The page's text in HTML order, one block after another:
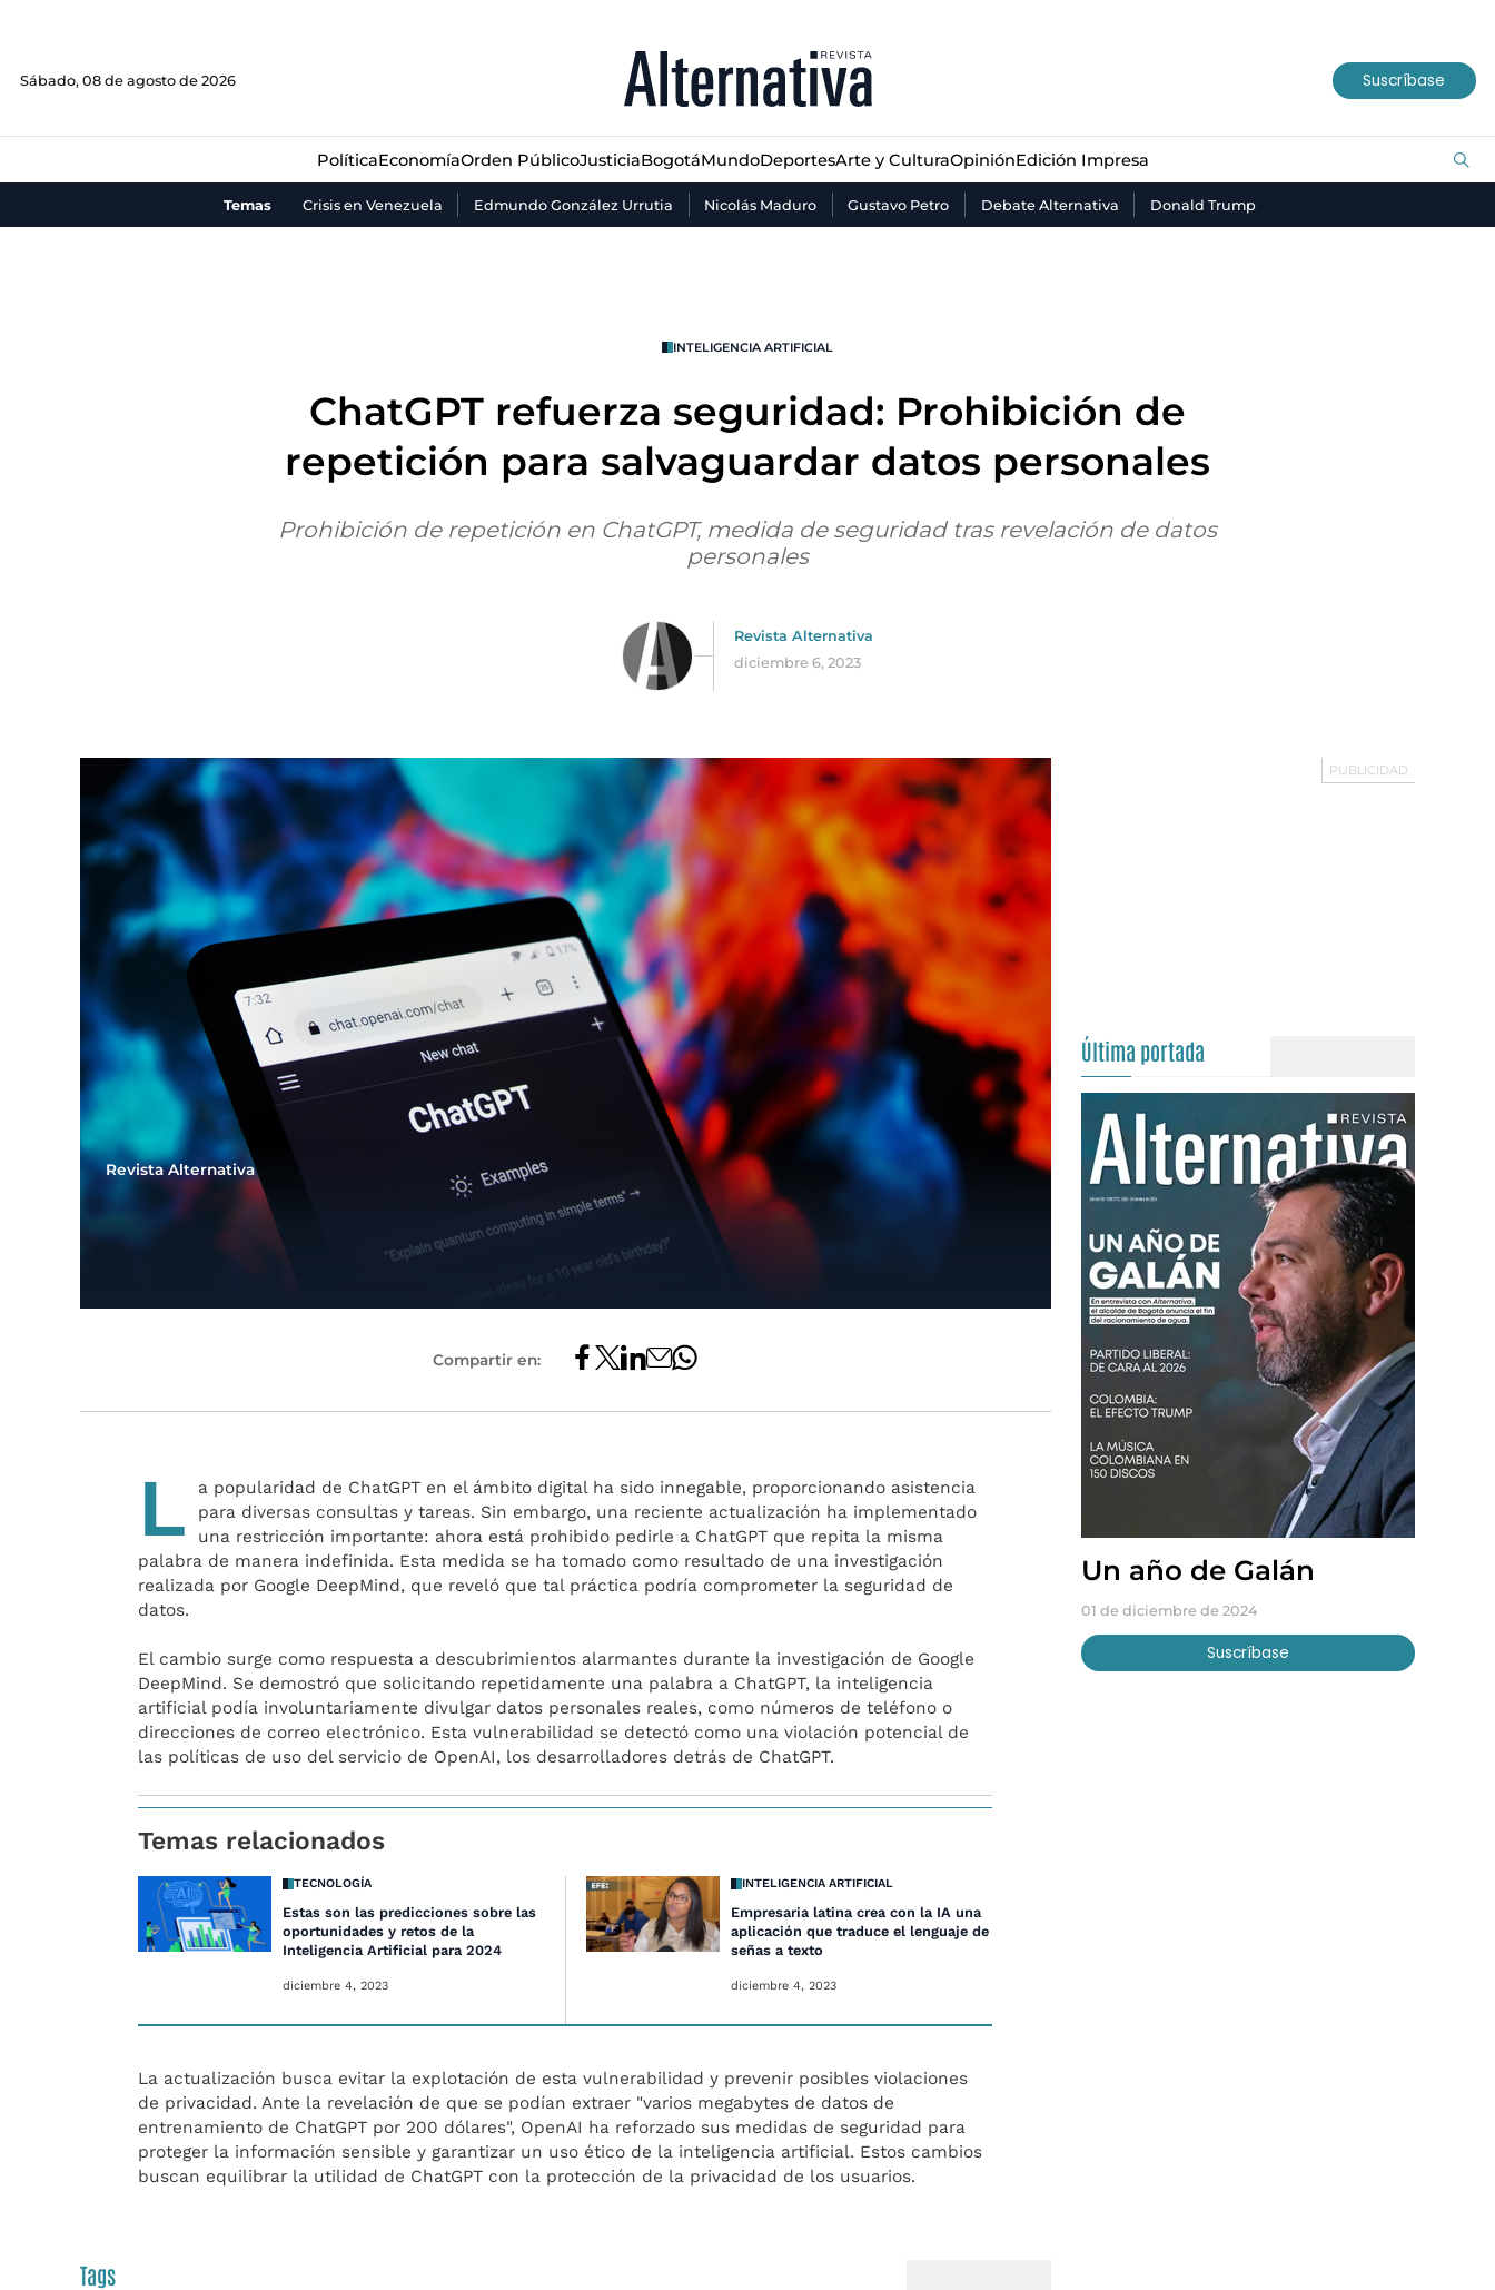
Sábado, 08 de agosto de 2026 Suscríbase
PolíticaEconomíaOrden PúblicoJusticiaBogotáMundoDeportesArte y CulturaOpiniónEdición Impresa
Temas Crisis en Venezuela Edmundo González Urrutia Nicolás Maduro Gustavo Petro Debate Alternativa Donald Trump
JusticiaBogotáMundo Deportes Arte y Cultura
INTELIGENCIA ARTIFICIAL
ChatGPT refuerza seguridad: Prohibición de
repetición para salvaguardar datos personales
Prohibición de repetición en ChatGPT, medida de seguridad tras revelación de datos
personales
Revista Alternativa
diciembre 6, 2023
Revista Alternativa
Compartir en:
L
a popularidad de ChatGPT en el ámbito digital ha sido innegable, proporcionando asistencia
para diversas consultas y tareas. Sin embargo, una reciente actualización ha implementado
una restricción importante: ahora está prohibido pedirle a ChatGPT que repita la misma
palabra de manera indefinida. Esta medida se ha tomado como resultado de una investigación
realizada por Google DeepMind, que reveló que tal práctica podría comprometer la seguridad de
datos.
El cambio surge como respuesta a descubrimientos alarmantes durante la investigación de Google
DeepMind. Se demostró que solicitando repetidamente una palabra a ChatGPT, la inteligencia
artificial podía involuntariamente divulgar datos personales reales, como números de teléfono o
direcciones de correo electrónico. Esta vulnerabilidad se detectó como una violación potencial de
las políticas de uso del servicio de OpenAI, los desarrolladores detrás de ChatGPT.
Temas relacionados
TECNOLOGÍA
Estas son las predicciones sobre las
oportunidades y retos de la
Inteligencia Artificial para 2024
diciembre 4, 2023
INTELIGENCIA ARTIFICIAL
Empresaria latina crea con la IA una
aplicación que traduce el lenguaje de
señas a texto
diciembre 4, 2023
La actualización busca evitar la explotación de esta vulnerabilidad y prevenir posibles violaciones
de privacidad. Ante la revelación de que se podían extraer "varios megabytes de datos de
entrenamiento de ChatGPT por 200 dólares", OpenAI ha reforzado sus medidas de seguridad para
proteger la información sensible y garantizar un uso ético de la inteligencia artificial. Estos cambios
buscan equilibrar la utilidad de ChatGPT con la protección de la privacidad de los usuarios.
Tags
Última portada
Un año de Galán
01 de diciembre de 2024
Suscríbase